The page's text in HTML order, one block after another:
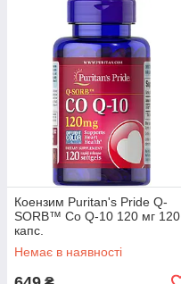
Коензим Puritan's Pride Q-
SORB™ Co Q-10 120 мг 120
капс.
Немає в наявності